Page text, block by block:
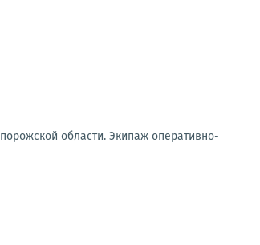
обла­сти. Эки­паж опе­ра­тив­но-